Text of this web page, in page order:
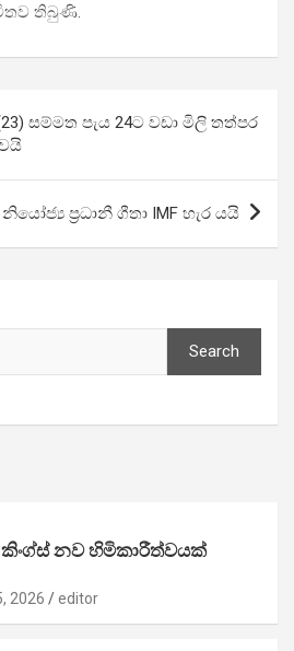
තිබුණි.
සම්මත පැය 24ට වඩා මිලි තත්පර
නියෝජ්‍ය ප්‍රධානී ගීතා IMF හැර යයි
Search
කිංග්ස් නව හිමිකාරීත්වයක්
2026 editor